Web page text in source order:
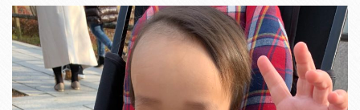
精
神
面
や
知
的
発